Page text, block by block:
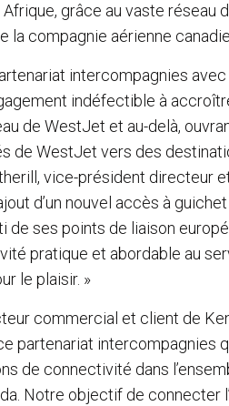
grâce au vaste réseau
la compagnie aérienne
intercompagnies
indéfectible à
de WestJet et au-delà,
de WestJet vers des
vice-président directeur
d’un nouvel accès à
de ses points de liaison
pratique et abordable au
le plaisir. »
commercial et client de
partenariat intercompagnies
de connectivité dans
Notre objectif de connecter